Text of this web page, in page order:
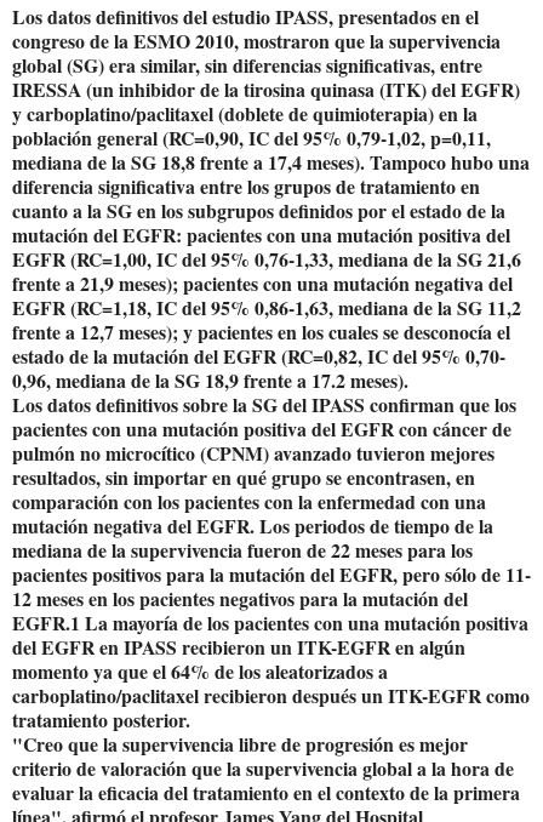
Los datos definitivos del estudio IPASS, presentados en el
congreso de la ESMO 2010, mostraron que la supervivencia
global (SG) era similar, sin diferencias significativas, entre
IRESSA (un inhibidor de la tirosina quinasa (ITK) del EGFR)
y carboplatino/paclitaxel (doblete de quimioterapia) en la
población general (RC=0,90, IC del 95% 0,79-1,02, p=0,11,
mediana de la SG 18,8 frente a 17,4 meses). Tampoco hubo una
diferencia significativa entre los grupos de tratamiento en
cuanto a la SG en los subgrupos definidos por el estado de la
mutación del EGFR: pacientes con una mutación positiva del
EGFR (RC=1,00, IC del 95% 0,76-1,33, mediana de la SG 21,6
frente a 21,9 meses); pacientes con una mutación negativa del
EGFR (RC=1,18, IC del 95% 0,86-1,63, mediana de la SG 11,2
frente a 12,7 meses); y pacientes en los cuales se desconocía el
estado de la mutación del EGFR (RC=0,82, IC del 95% 0,70-
0,96, mediana de la SG 18,9 frente a 17.2 meses).
Los datos definitivos sobre la SG del IPASS confirman que los
pacientes con una mutación positiva del EGFR con cáncer de
pulmón no microcítico (CPNM) avanzado tuvieron mejores
resultados, sin importar en qué grupo se encontrasen, en
comparación con los pacientes con la enfermedad con una
mutación negativa del EGFR. Los periodos de tiempo de la
mediana de la supervivencia fueron de 22 meses para los
pacientes positivos para la mutación del EGFR, pero sólo de 11-
12 meses en los pacientes negativos para la mutación del
EGFR.1 La mayoría de los pacientes con una mutación positiva
del EGFR en IPASS recibieron un ITK-EGFR en algún
momento ya que el 64% de los aleatorizados a
carboplatino/paclitaxel recibieron después un ITK-EGFR como
tratamiento posterior.
"Creo que la supervivencia libre de progresión es mejor
criterio de valoración que la supervivencia global a la hora de
evaluar la eficacia del tratamiento en el contexto de la primera
línea", afirmó el profesor James Yang del Hospital